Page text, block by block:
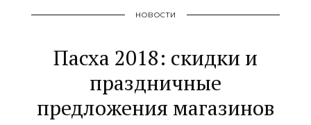
НОВОСТИ
Пасха 2018: скидки и
праздничные
предложения магазинов